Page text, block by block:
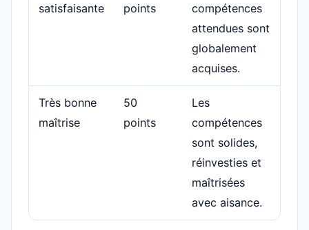
satisfaisante
points
compétences
attendues sont
globalement
acquises.
Très bonne
maîtrise
50
points
Les
compétences
sont solides,
réinvesties et
maîtrisées
avec aisance.